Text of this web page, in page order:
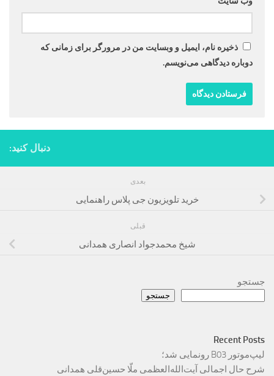
ذخیره نام، ایمیل و وبسایت من در مرورگر برای زمانی که
دوباره دیدگاهی می‌نویسم.
دنبال کنید:
بعدی
خرید تلویزیون جی پلاس راهنمایی
قبلی
شیخ محمدجواد انصاری همدانی
جستجو
جستجو
Recent Posts
لیپ‌موتور B03 رونمایی شد؛
شرح حال اجمالی آیت‌الله‌العظمی ملّا حسین‌قلی همدانی